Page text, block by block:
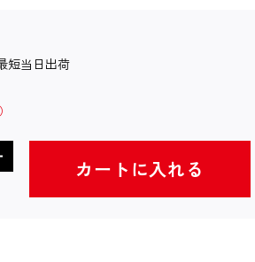
短当日出荷
カートに入れる